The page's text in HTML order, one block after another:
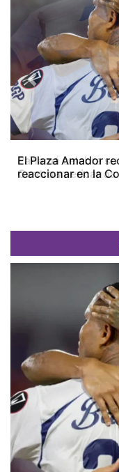
El Plaza Amador
reaccionar en la
Previous